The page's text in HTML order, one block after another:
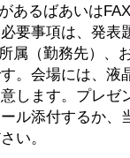
あるばあいは
要事項は、発表
属（勤務先）、
。会場には、液
します。プレゼ
ル添付するか、
い。